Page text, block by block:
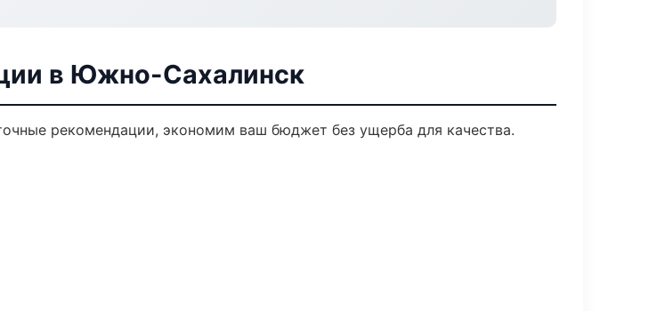
в Южно-Сахалинск
рекомендации, экономим ваш бюджет без ущерба для качества.